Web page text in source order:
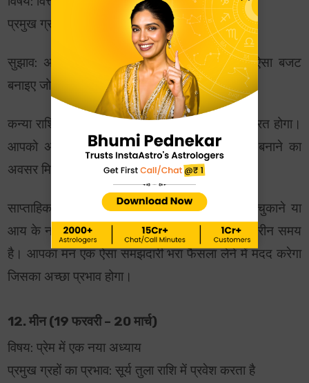
प्रमुख ग्रहों का प्रभाव: कन्या राशि में सूर्य
सुझाव: अपने वित्तीय खातों की समीक्षा करें और एक ऐसा बजट
बनाइए जो आपके लक्ष्यों को दर्शाता हो।
कन्या राशि में सूर्य के होने से आपका ध्यान वित्त पर केंद्रित होगा।
आपको अपने लिए एक अधिक सुरक्षित वित्तीय भविष्य बनाने का
अवसर मिल रहा है।
साप्ताहिक राशिफल भविष्यवाणी बताती हैं कि यह कर्ज़ चुकाने या
आय के नए स्रोत खोजने की योजना बनाने का एक बेहतरीन समय
है। आपका मन एक ऐसा समझदारी भरा फैसला लेने में मदद करेगा
जिसका अच्छा प्रभाव होगा।
12. मीन (19 फरवरी – 20 मार्च)
विषय: प्रेम में एक नया अध्याय
प्रमुख ग्रहों का प्रभाव: सूर्य तुला राशि में प्रवेश करता है